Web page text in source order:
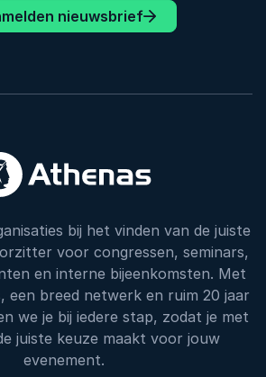
nieuwsbrief
bij het vinden van de juiste
voor congressen, seminars,
en interne bijeenkomsten. Met
een breed netwerk en ruim 20 jaar
we je bij iedere stap, zodat je met
juiste keuze maakt voor jouw
evenement.